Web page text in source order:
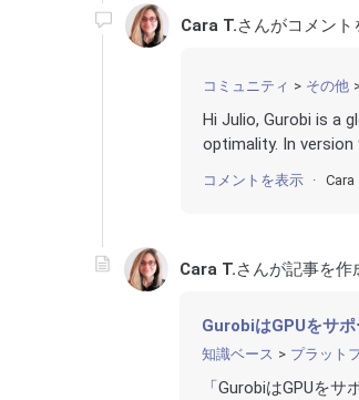
Cara T.さんがコメン
コミュニティ その他
Hi Julio, Gurobi is a
optimality. In version
コメントを表示 Cara
Cara T.さんが記事を作
GurobiはGPUをサ
知識ベース プラット
「GurobiはGPUを